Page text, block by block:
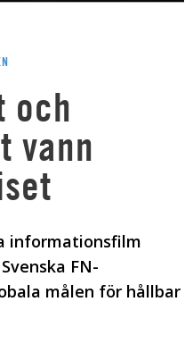
och
vann
informationsfilm
FN-
målen för hållbar